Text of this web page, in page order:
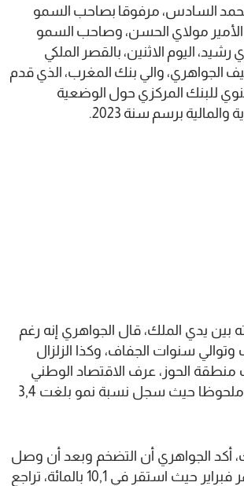
السادس، مرفوقا بصاحب السمو
الأمير مولاي الحسن، وصاحب السمو
رشيد، اليوم الاثنين، بالقصر الملكي
الجواهري، والي بنك المغرب، الذي قدم
للبنك المركزي حول الوضعية
والمالية برسم سنة 2023.
يدي الملك، قال الجواهري إنه رغم
سنوات الجفاف، وكذا الزلزال
الحوز، عرف الاقتصاد الوطني
سنة 2023 تحسنا ملحوظا حيث سجل نسبة نمو بلغت 3,4
أكد الجواهري أن التضخم وبعد أن وصل
إلى ذروته في شهر فبراير حيث استقر في 10,1 بالمائة، تراجع